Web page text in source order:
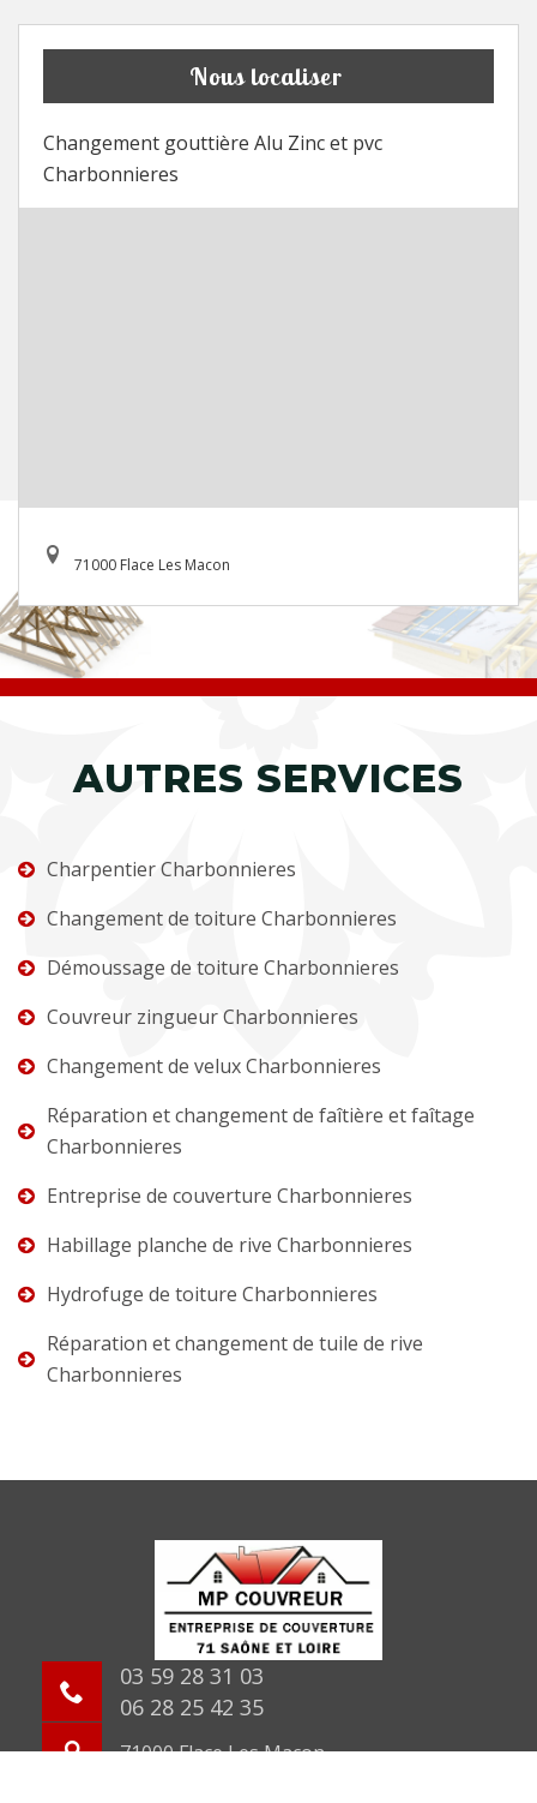
Nous localiser
Changement gouttière Alu Zinc et pvc
Charbonnieres
71000 Flace Les Macon
AUTRES SERVICES
Charpentier Charbonnieres
Changement de toiture Charbonnieres
Démoussage de toiture Charbonnieres
Couvreur zingueur Charbonnieres
Changement de velux Charbonnieres
Réparation et changement de faîtière et faîtage
Charbonnieres
Entreprise de couverture Charbonnieres
Habillage planche de rive Charbonnieres
Hydrofuge de toiture Charbonnieres
Réparation et changement de tuile de rive
Charbonnieres
03 59 28 31 03
06 28 25 42 35
71000 Flace Les Macon